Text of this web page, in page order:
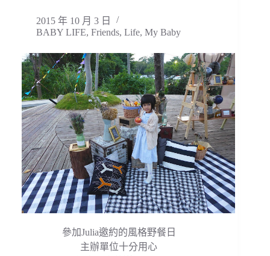
2015 年 10 月 3 日
BABY LIFE, Friends, Life, My Baby
參加Julia邀約的風格野餐日
主辦單位十分用心